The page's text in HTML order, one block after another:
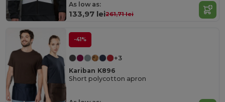
As low as:
133,97 lei261,71 lei
-41%
+3
Kariban K896
Short polycotton apron